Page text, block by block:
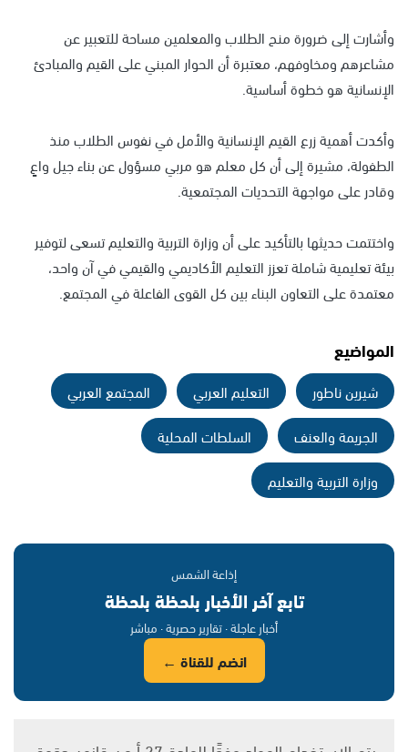
وأشارت إلى ضرورة منح الطلاب والمعلمين مساحة للتعبير عن
مشاعرهم ومخاوفهم، معتبرة أن الحوار المبني على القيم والمبادئ
الإنسانية هو خطوة أساسية.
وأكدت أهمية زرع القيم الإنسانية والأمل في نفوس الطلاب منذ
الطفولة، مشيرة إلى أن كل معلم هو مربي مسؤول عن بناء جيل واعٍ
وقادر على مواجهة التحديات المجتمعية.
واختتمت حديثها بالتأكيد على أن وزارة التربية والتعليم تسعى لتوفير
بيئة تعليمية شاملة تعزز التعليم الأكاديمي والقيمي في آن واحد،
معتمدة على التعاون البناء بين كل القوى الفاعلة في المجتمع.
المواضيع
شيرين ناطور التعليم العربي
المجتمع العربي
الجريمة والعنف
السلطات المحلية
وزارة التربية والتعليم
إذاعة الشمس
تابع آخر الأخبار بلحظة بلحظة
أخبار عاجلة · تقارير حصرية · مباشر
انضم للقناة ←